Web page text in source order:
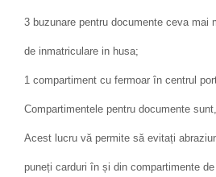
3 buzunare pentru documente ceva mai
de inmatriculare in husa;
1 compartiment cu fermoar în centrul
Compartimentele pentru documente
Acest lucru vă permite să evitați
puneți carduri în și din compartimente de